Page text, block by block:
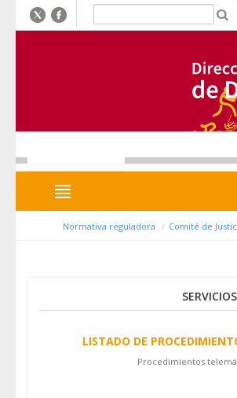
Comité de
Normativa reguladora
LISTADO DE
Procedimientos